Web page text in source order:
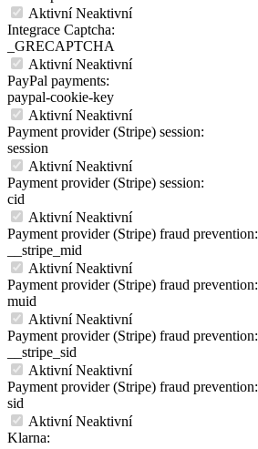
Aktivní Neaktivní
Integrace Captcha:
_GRECAPTCHA
Aktivní Neaktivní
PayPal payments:
paypal-cookie-key
Aktivní Neaktivní
Payment provider (Stripe) session:
session
Aktivní Neaktivní
Payment provider (Stripe) session:
cid
Aktivní Neaktivní
Payment provider (Stripe) fraud prevention:
__stripe_mid
Aktivní Neaktivní
Payment provider (Stripe) fraud prevention:
muid
Aktivní Neaktivní
Payment provider (Stripe) fraud prevention:
__stripe_sid
Aktivní Neaktivní
Payment provider (Stripe) fraud prevention:
sid
Aktivní Neaktivní
Klarna: